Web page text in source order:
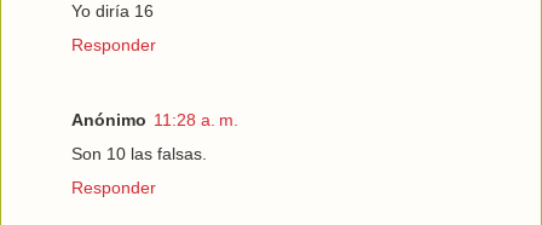
Yo diría 16
Responder
Anónimo 11:28 a. m.
Son 10 las falsas.
Responder